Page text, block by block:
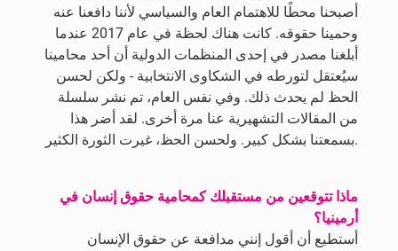
أصبحنا محطًا للاهتمام العام والسياسي لأننا دافعنا عنه
وحمينا حقوقه. كانت هناك لحظة في عام 2017 عندما
أبلغنا مصدر في إحدى المنظمات الدولية أن أحد محامينا
سيُعتقل لتورطه في الشكاوى الانتخابية - ولكن لحسن
الحظ لم يحدث ذلك. وفي نفس العام، تم نشر سلسلة
من المقالات التشهيرية عنا مرة أخرى. لقد أضر هذا
بسمعتنا بشكل كبير. ولحسن الحظ، غيرت الثورة الكثير.
ماذا تتوقعين من مستقبلك كمحامية حقوق إنسان في
أرمينيا؟
أستطيع أن أقول إنني مدافعة عن حقوق الإنسان